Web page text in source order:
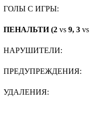
ГОЛЫ С ИГРЫ:
ПЕНАЛЬТИ (2 vs 9, 3 vs
НАРУШИТЕЛИ:
ПРЕДУПРЕЖДЕНИЯ:
УДАЛЕНИЯ: